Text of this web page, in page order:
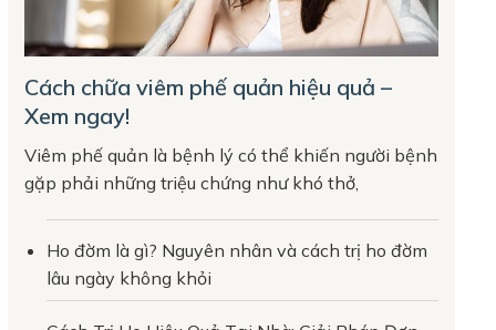
Cách chữa viêm phế quản hiệu quả –
Xem ngay!
Viêm phế quản là bệnh lý có thể khiến người bệnh
gặp phải những triệu chứng như khó thở,
Ho đờm là gì? Nguyên nhân và cách trị ho đờm
lâu ngày không khỏi